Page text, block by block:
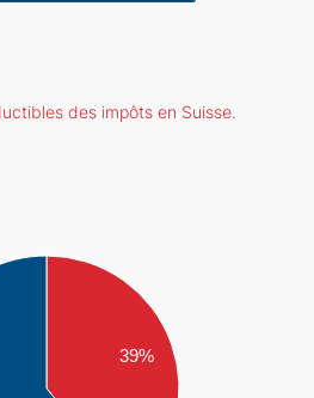
des impôts en Suisse.
39%